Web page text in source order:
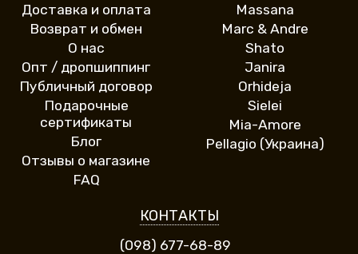
Доставка и оплата
Возврат и обмен
О нас
Опт / дропшиппинг
Публичный договор
Подарочные
сертификаты
Блог
Отзывы о магазине
FAQ
Massana
Marc & Andre
Shato
Janira
Orhideja
Sielei
Mia-Amore
Pellagio (Украина)
КОНТАКТЫ
(098) 677-68-89